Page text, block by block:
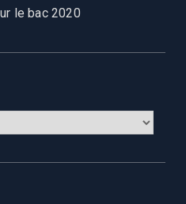
le bac 2020